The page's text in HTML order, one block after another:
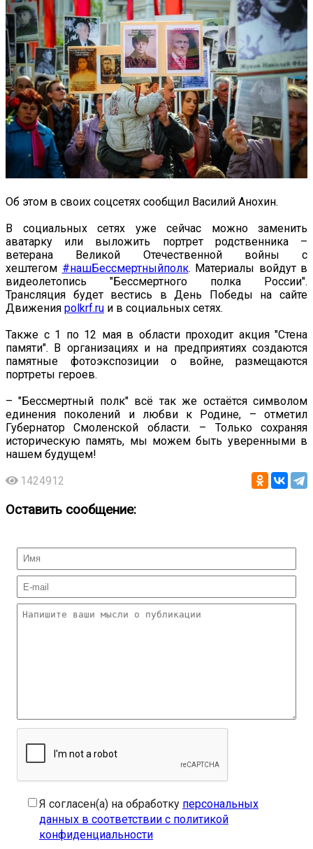
Об этом в своих соцсетях сообщил Василий Анохин.
В социальных сетях уже сейчас можно заменить
аватарку или выложить портрет родственника –
ветерана Великой Отечественной войны с
хештегом #нашБессмертныйполк. Материалы войдут в
видеолетопись "Бессмертного полка России".
Трансляция будет вестись в День Победы на сайте
Движения polkrf.ru и в социальных сетях.
Также с 1 по 12 мая в области проходит акция "Стена
памяти". В организациях и на предприятиях создаются
памятные фотоэкспозиции о войне, размещаются
портреты героев.
– "Бессмертный полк" всё так же остаётся символом
единения поколений и любви к Родине, – отметил
Губернатор Смоленской области. – Только сохраняя
историческую память, мы можем быть уверенными в
нашем будущем!
1424912
Оставить сообщение:
Я согласен(а) на обработку персональных
данных в соответствии с политикой
конфиденциальности